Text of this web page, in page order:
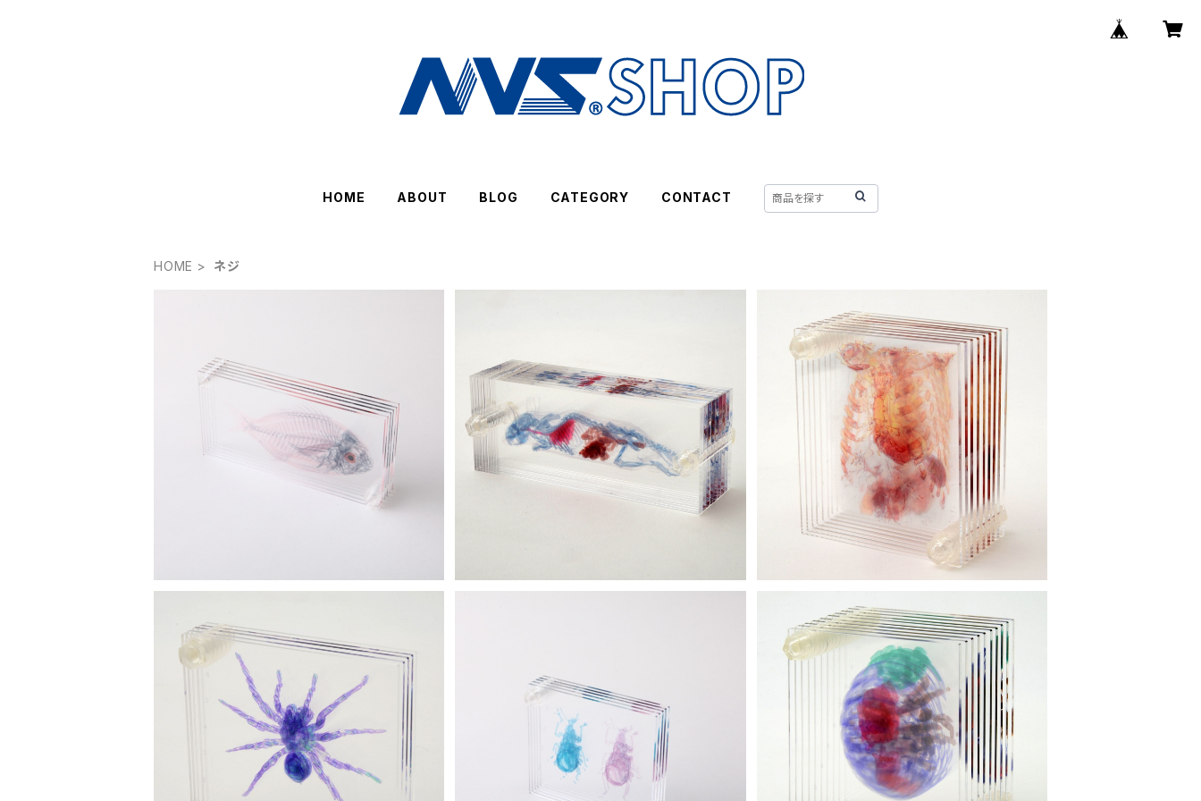
HOME ABOUT BLOG CATEGORY CONTACT
HOME ネジ
3D透明標本 真鯛 ネジ
¥6,600
3D透明標本 マウス ネジ 3Dデータ収録USB
メモリ付
¥5,500
3D透明標本 人体胸部 ネジ 3Dデータ収録U
SBメモリ付
¥8,800
SOLD OUT
3D透明標本 タランチュラ ネジ 3Dデータ収
録USBメモリ付
¥7,700
SOLD OUT
3D透明標本 ヒメシロコブゾウムシ ネジ 3D
データ収録USBメモリ付
¥7,700
SOLD OUT
3D透明標本 ダンゴムシ ネジ 3Dデータ収録
USBメモリ付
¥8,800